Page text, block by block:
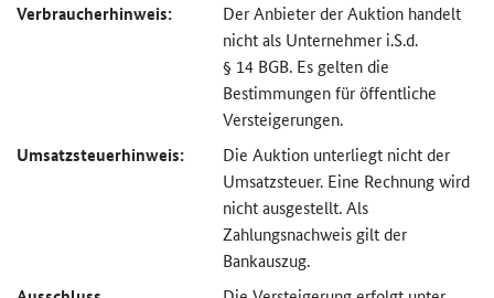
Verbraucher­hinweis:
Der Anbieter der Auktion handelt
nicht als Unternehmer i.S.d.
§ 14 BGB. Es gelten die
Bestimmungen für öffentliche
Versteigerungen.
Umsatzsteuer­hinweis:
Die Auktion unterliegt nicht der
Umsatzsteuer. Eine Rechnung wird
nicht ausgestellt. Als
Zahlungsnachweis gilt der
Bankauszug.